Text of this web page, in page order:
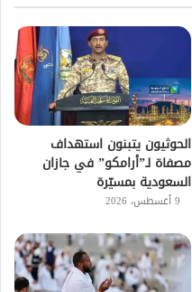
الحوثيون يتبنون استهداف
مصفاة لـ”أرامكو” في جازان
السعودية بمسيّرة
9 أغسطس، 2026